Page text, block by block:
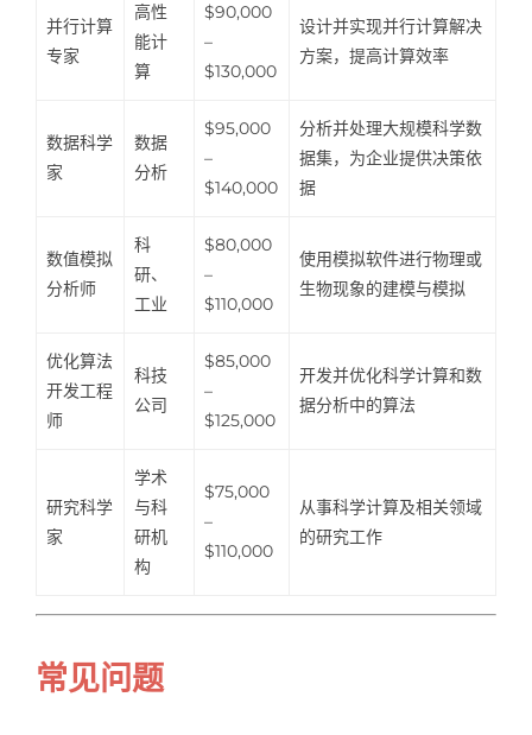
并行计算
专家
高性
能计
算
$90,000
–
$130,000
设计并实现并行计算解决
方案，提高计算效率
数据科学
家
数据
分析
$95,000
–
$140,000
分析并处理大规模科学数
据集，为企业提供决策依
据
数值模拟
分析师
科
研、
工业
$80,000
–
$110,000
使用模拟软件进行物理或
生物现象的建模与模拟
优化算法
开发工程
师
科技
公司
$85,000
–
$125,000
开发并优化科学计算和数
据分析中的算法
研究科学
家
学术
与科
研机
构
$75,000
–
$110,000
从事科学计算及相关领域
的研究工作
常见问题